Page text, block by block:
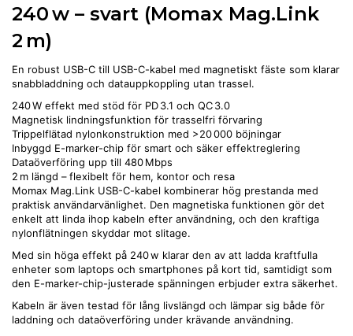
240 w – svart (Momax Mag.Link
2 m)
En robust USB-C till USB-C-kabel med magnetiskt fäste som klarar
snabbladdning och datauppkoppling utan trassel.
240 W effekt med stöd för PD 3.1 och QC 3.0
Magnetisk lindningsfunktion för trasselfri förvaring
Trippelflätad nylonkonstruktion med >20 000 böjningar
Inbyggd E-marker-chip för smart och säker effektreglering
Dataöverföring upp till 480 Mbps
2 m längd – flexibelt för hem, kontor och resa
Momax Mag.Link USB-C-kabel kombinerar hög prestanda med
praktisk användarvänlighet. Den magnetiska funktionen gör det
enkelt att linda ihop kabeln efter användning, och den kraftiga
nylonflätningen skyddar mot slitage.
Med sin höga effekt på 240 w klarar den av att ladda kraftfulla
enheter som laptops och smartphones på kort tid, samtidigt som
den E-marker-chip-justerade spänningen erbjuder extra säkerhet.
Kabeln är även testad för lång livslängd och lämpar sig både för
laddning och dataöverföring under krävande användning.